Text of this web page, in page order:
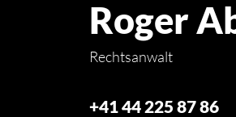
Roger
Rechtsanwalt
+41 44 225 87 86